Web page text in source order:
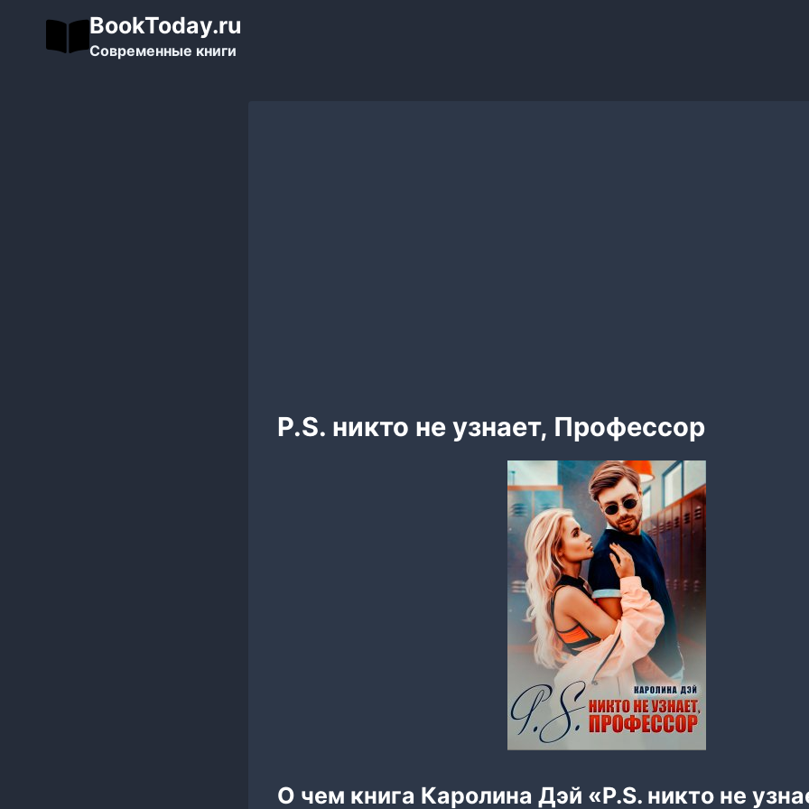
содержимому
BookToday.ru
Современные книги
P.S. никто не узнает, Профессор
О чем книга Каролина Дэй «P.S. никто не